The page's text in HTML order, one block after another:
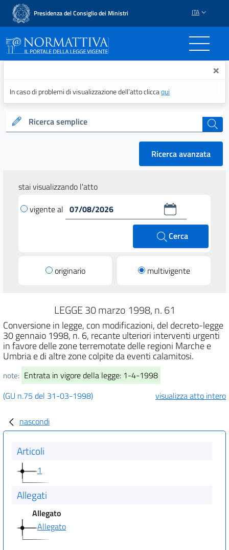
Presidenza del Consiglio dei Ministri ITA
Normattiva - Il portale ×
In caso di problemi di visualizzazione dell’atto cliccaqui
Ricerca semplice cerca
Ricerca avanzata
stai visualizzando l'atto
vigente al
Cerca
originario multivigente
LEGGE 30 marzo 1998, n. 61
Conversione in legge, con modificazioni, del decreto-legge
30 gennaio 1998, n. 6, recante ulteriori interventi urgenti
in favore delle zone terremotate delle regioni Marche e
Umbria e di altre zone colpite da eventi calamitosi.
note: Entrata in vigore della legge: 1-4-1998
(GU n.75 del 31-03-1998)
visualizza atto intero
nascondi
Articoli
1
Allegati
Allegato
Allegato